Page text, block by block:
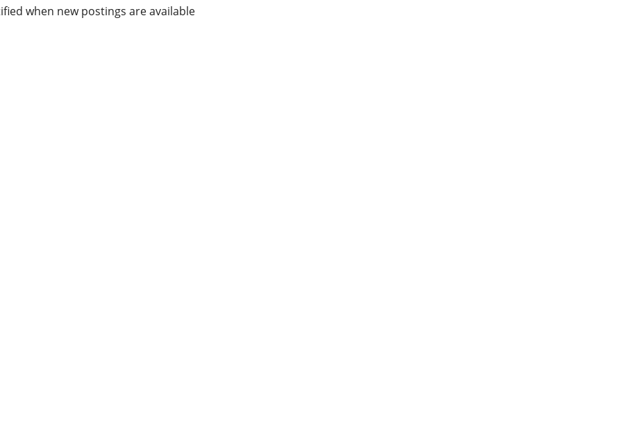
when new postings are available